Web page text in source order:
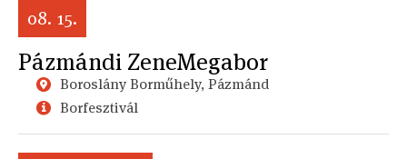
08. 15.
Pázmándi ZeneMegabor
Boroslány Borműhely, Pázmánd
Borfesztivál